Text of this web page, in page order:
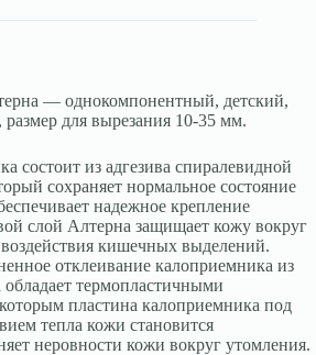
— однокомпонентный, детский,
для вырезания 10-35 мм.
состоит из адгезива спиралевидной
сохраняет нормальное состояние
надежное крепление
слой Алтерна защищает кожу вокруг
кишечных выделений.
отклеивание калоприемника из
термопластичными
пластина калоприемника под
тепла кожи становится
неровности кожи вокруг утомления.